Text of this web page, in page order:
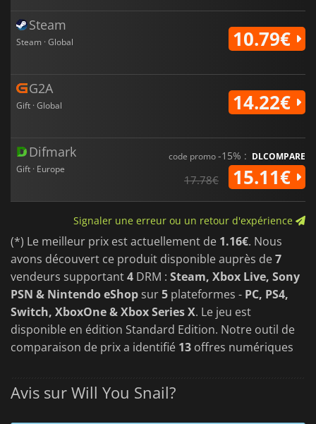
Steam
Steam · Global 10.79€
G2A
Gift · Global 14.22€
Difmark
Gift · Europe
code promo-15% : DLCOMPARE
17.78€ 15.11€
Signaler une erreur ou un retour d'expérience
(*) Le meilleur prix est actuellement de 1.16€. Nous
avons découvert ce produit disponible auprès de7
vendeurs supportant4 DRM : Steam, Xbox Live, Sony
PSN & Nintendo eShop sur5 plateformes - PC, PS4,
Switch, XboxOne & Xbox Series X. Le jeu est
disponible en édition Standard Edition. Notre outil de
comparaison de prix a identifié 13 offres numériques
Avis sur Will You Snail?